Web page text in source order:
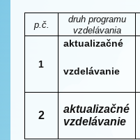
p.č.
druh programu
vzdelávania
1
aktualizačné
vzdelávanie
2
aktualizačné
vzdelávanie